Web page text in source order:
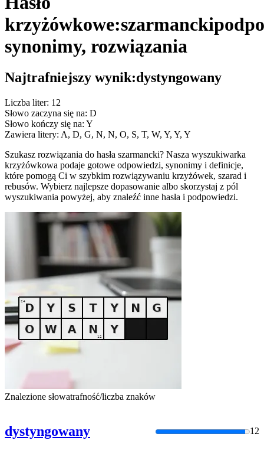
krzyżówkowe:szarmancki
synonimy, rozwiązania
Najtrafniejszy wynik:dystyngowany
Liczba liter: 12
Słowo zaczyna się na: D
Słowo kończy się na: Y
Zawiera litery: A, D, G, N, N, O, S, T, W, Y, Y, Y
Szukasz rozwiązania do hasła szarmancki? Nasza wyszukiwarka
krzyżówkowa podaje gotowe odpowiedzi, synonimy i definicje,
które pomogą Ci w szybkim rozwiązywaniu krzyżówek, szarad i
rebusów. Wybierz najlepsze dopasowanie albo skorzystaj z pól
wyszukiwania powyżej, aby znaleźć inne hasła i podpowiedzi.
Znalezione słowatrafność/liczba znaków
dystyngowany 12